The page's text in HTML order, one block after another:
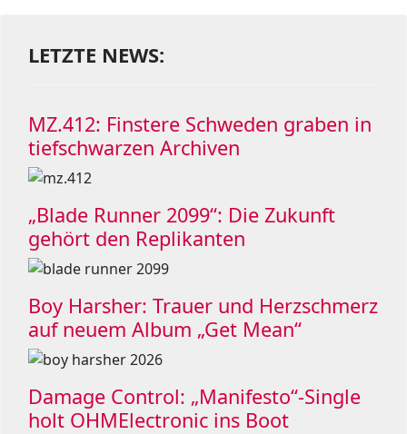
LETZTE NEWS:
MZ.412: Finstere Schweden graben in
tiefschwarzen Archiven
„Blade Runner 2099“: Die Zukunft
gehört den Replikanten
Boy Harsher: Trauer und Herzschmerz
auf neuem Album „Get Mean“
Damage Control: „Manifesto“-Single
holt OHMElectronic ins Boot